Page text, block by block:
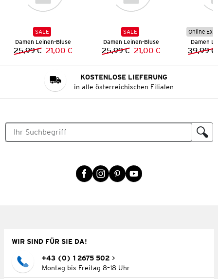
SALE
Damen Leinen-Bluse
Vorheriger Preis:
25,99 € Neuer Preis:
21,00 €
SALE
Damen Leinen-Bluse
Vorheriger Preis:
25,99 € Neuer Preis:
21,00 €
Online
Damen
39,99 €
KOSTENLOSE LIEFERUNG
in alle österreichischen Filialen
WIR SIND FÜR SIE DA!
+43 (0) 1 2675 502
Montag bis Freitag 8–18 Uhr